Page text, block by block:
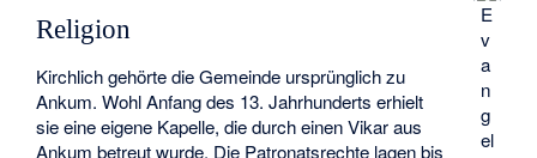
E
v
a
n
g
el
Religion
Kirchlich gehörte die Gemeinde ursprünglich zu
Ankum. Wohl Anfang des 13. Jahrhunderts erhielt
sie eine eigene Kapelle, die durch einen Vikar aus
Ankum betreut wurde. Die Patronatsrechte lagen bis